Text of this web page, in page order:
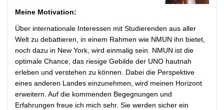
Meine Motivation:
Über internationale Interessen mit Studierenden aus aller
Welt zu debattieren, in einem Rahmen wie NMUN ihn bietet,
noch dazu in New York, wird einmalig sein. NMUN ist die
optimale Chance, das riesige Gebilde der UNO hautnah
erleben und verstehen zu können. Dabei die Perspektive
eines anderen Landes einzunehmen, wird meinen Horizont
erweitern. Auf die kommenden Begegnungen und
Erfahrungen freue ich mich sehr. Sie werden sicher ein